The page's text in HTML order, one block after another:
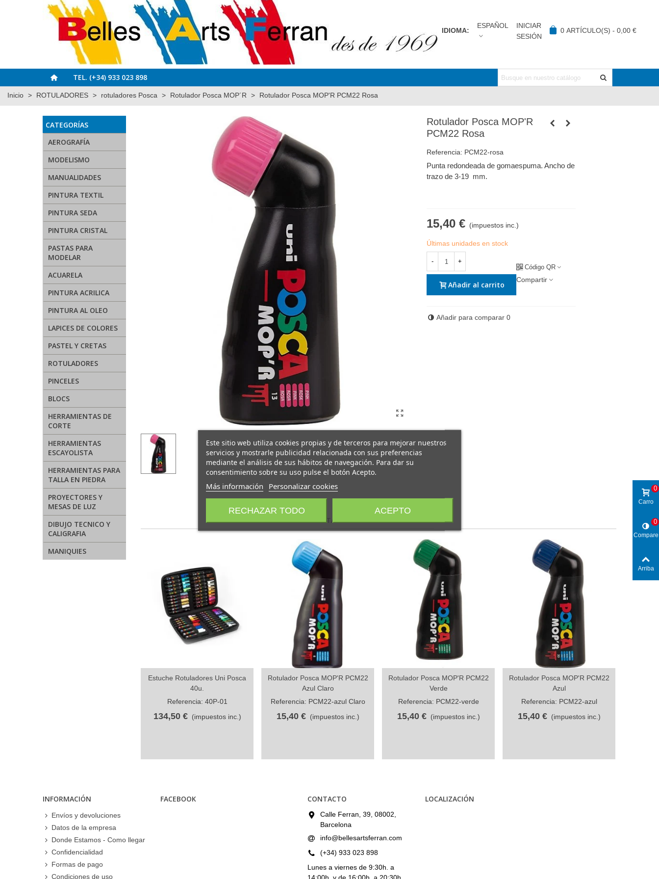
IDIOMA:
ESPAÑOL
INICIAR
SESIÓN
0 ARTÍCULO(S) - 0,00 €
TEL. (+34) 933 023 898
Inicio > ROTULADORES > rotuladores Posca > Rotulador Posca MOP´R > Rotulador Posca MOP'R PCM22 Rosa
CATEGORÍAS
AEROGRAFÍA
MODELISMO
MANUALIDADES
PINTURA TEXTIL
PINTURA SEDA
PINTURA CRISTAL
PASTAS PARA
MODELAR
ACUARELA
PINTURA ACRILICA
PINTURA AL OLEO
LAPICES DE COLORES
PASTEL Y CRETAS
ROTULADORES
PINCELES
BLOCS
HERRAMIENTAS DE
CORTE
HERRAMIENTAS
ESCAYOLISTA
HERRAMIENTAS PARA
TALLA EN PIEDRA
PROYECTORES Y
MESAS DE LUZ
DIBUJO TECNICO Y
CALIGRAFIA
MANIQUIES
Rotulador Posca MOP'R
PCM22 Rosa
Referencia: PCM22-rosa
Punta redondeada de gomaespuma. Ancho de
trazo de 3-19 mm.
15,40 € (impuestos inc.)
Últimas unidades en stock
- +
Añadir al carrito
Código QR
Compartir
Añadir para comparar 0
TAMBIÉN TE PUEDE INTERESAR
Compartir
Estuche Rotuladores Uni Posca
40u.
Referencia: 40P-01
134,50 € (impuestos inc.)
Compartir
Rotulador Posca MOP'R PCM22
Azul Claro
Referencia: PCM22-azul Claro
15,40 € (impuestos inc.)
Compartir
Rotulador Posca MOP'R PCM22
Verde
Referencia: PCM22-verde
15,40 € (impuestos inc.)
Compartir
Rotulador Posca MOP'R PCM22
Azul
Referencia: PCM22-azul
15,40 € (impuestos inc.)
INFORMACIÓN
Envíos y devoluciones
Datos de la empresa
Donde Estamos - Como llegar
Confidencialidad
Formas de pago
Condiciones de uso
FACEBOOK CONTACTO
Calle Ferran, 39, 08002,
Barcelona
info@bellesartsferran.com
(+34) 933 023 898
Lunes a viernes de 9:30h. a
14:00h. y de 16:00h. a 20:30h
LOCALIZACIÓN
Este sitio web utiliza cookies propias y de terceros para mejorar nuestros
servicios y mostrarle publicidad relacionada con sus preferencias
mediante el análisis de sus hábitos de navegación. Para dar su
consentimiento sobre su uso pulse el botón Acepto.
Más información Personalizar cookies
RECHAZAR TODO ACEPTO
Carro
0
Compare
0
Arriba